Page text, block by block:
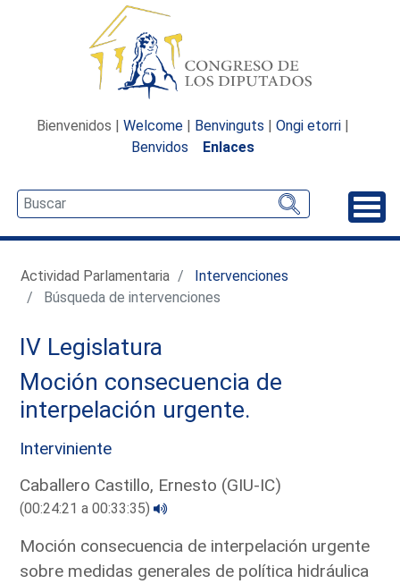
Bienvenidos | Welcome | Benvinguts | Ongi etorri |
Benvidos
Enlaces
Actividad Parlamentaria
Intervenciones
Búsqueda de intervenciones
IV Legislatura
Moción consecuencia de
interpelación urgente.
Interviniente
Caballero Castillo, Ernesto (GIU-IC)
(00:24:21 a 00:33:35)
Moción consecuencia de interpelación urgente
sobre medidas generales de política hidráulica